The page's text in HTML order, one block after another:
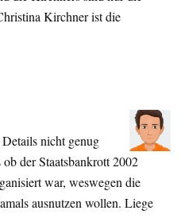
Kirchner ist die
nicht genug
der Staatsbankrott 2002
war, weswegen die
ausnutzen wollen. Liege